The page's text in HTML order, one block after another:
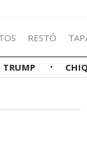
RESTÓ
TRUMP